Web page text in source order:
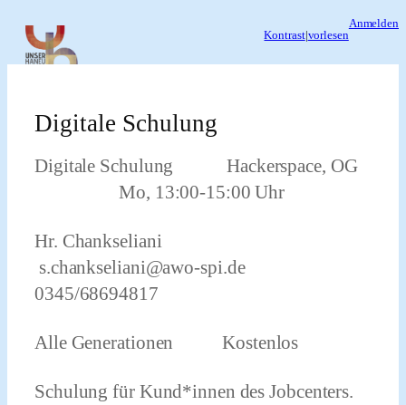
Inhalt
springen
Kontrast| vorlesen
Anmelden
Digitale Schulung
Digitale Schulung Hackerspace, OG
Mo, 13:00-15:00 Uhr
Hr. Chankseliani
s.chankseliani@awo-spi.de
0345/68694817
Alle Generationen Kostenlos
Schulung für Kund*innen des Jobcenters.